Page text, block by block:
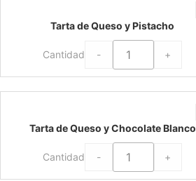
Tarta de Queso y Pistacho
Cantidad - +
Tarta de Queso y Chocolate Blanco
Cantidad - +